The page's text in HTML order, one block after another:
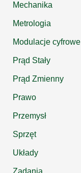
Mechanika
Metrologia
Modulacje cyfrowe
Prąd Stały
Prąd Zmienny
Prawo
Przemysł
Sprzęt
Układy